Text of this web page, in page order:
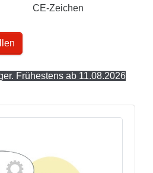
CE-Zeichen
Frühestens ab 11.08.2026